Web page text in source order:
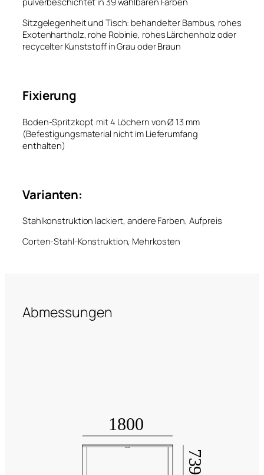
Sitzgelegenheit und Tisch: behandelter Bambus, rohes
Exotenhartholz, rohe Robinie, rohes Lärchenholz oder
recycelter Kunststoff in Grau oder Braun
Fixierung
Boden-Spritzkopf, mit 4 Löchern von Ø 13 mm
(Befestigungsmaterial nicht im Lieferumfang
enthalten)
Varianten:
Stahlkonstruktion lackiert, andere Farben, Aufpreis
Corten-Stahl-Konstruktion, Mehrkosten
Abmessungen